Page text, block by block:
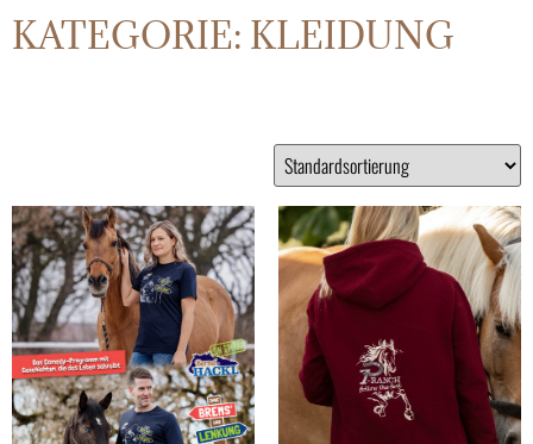
KATEGORIE: KLEIDUNG